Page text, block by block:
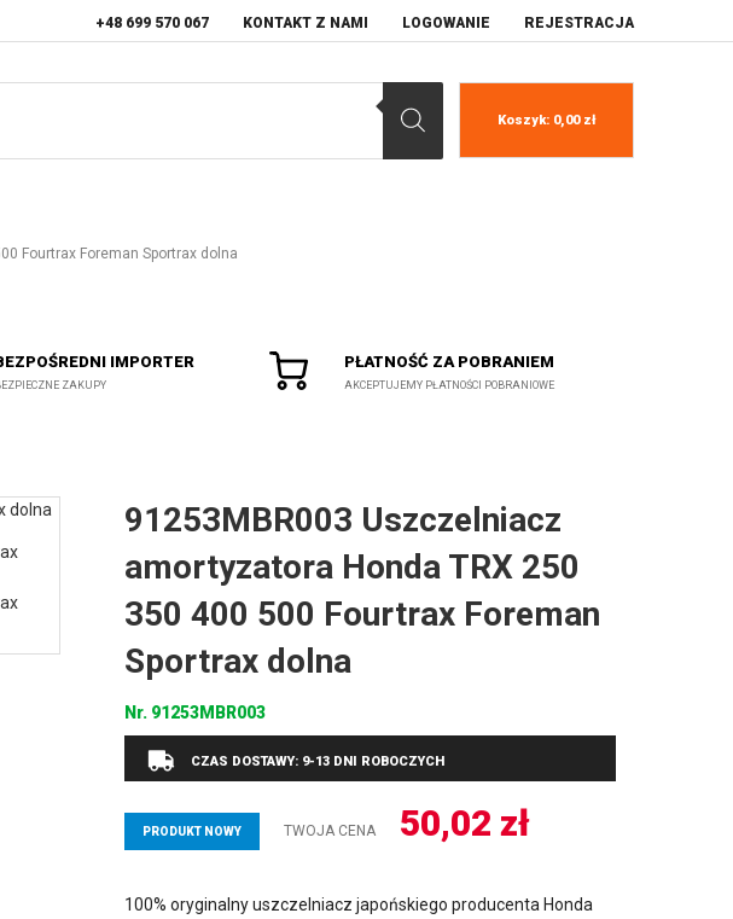
+48 699 570 067 KONTAKT Z NAMI LOGOWANIE REJESTRACJA
Koszyk: 0,00 zł
Fourtrax Foreman Sportrax dolna
IMPORTER
ZAKUPY
PŁATNOŚĆ ZA POBRANIEM
AKCEPTUJEMY PŁATNOŚCI POBRANIOWE
91253MBR003 Uszczelniacz
amortyzatora Honda TRX 250
350 400 500 Fourtrax Foreman
Sportrax dolna
Nr. 91253MBR003
CZAS DOSTAWY: 9-13 DNI ROBOCZYCH
PRODUKT NOWY TWOJA CENA 50,02 zł
100% oryginalny uszczelniacz japońskiego producenta Honda